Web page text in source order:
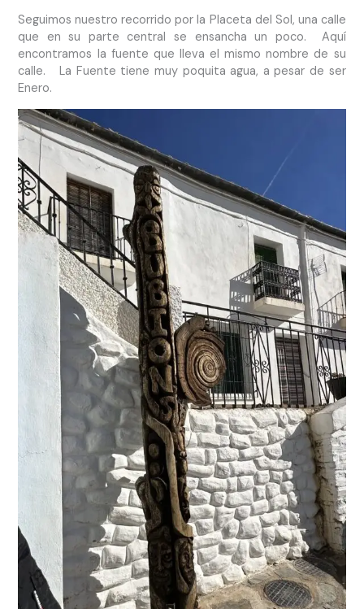
Seguimos nuestro recorrido por la Placeta del Sol, una calle
que en su parte central se ensancha un poco. Aquí
encontramos la fuente que lleva el mismo nombre de su
calle. La Fuente tiene muy poquita agua, a pesar de ser
Enero.